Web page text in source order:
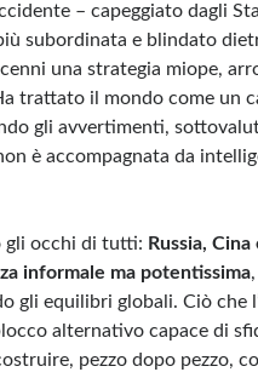
– capeggiato dagli
subordinata e blindato
una strategia miope,
trattato il mondo come un
gli avvertimenti,
è accompagnata da
gli occhi di tutti: Russia,
informale ma potentissima
gli equilibri globali. Ciò che
alternativo capace di
pezzo dopo pezzo,